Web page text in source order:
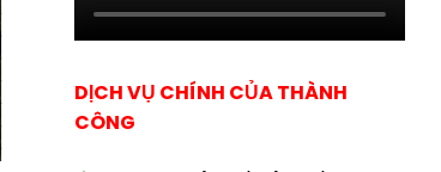
DỊCH VỤ CHÍNH CỦA THÀNH
CÔNG